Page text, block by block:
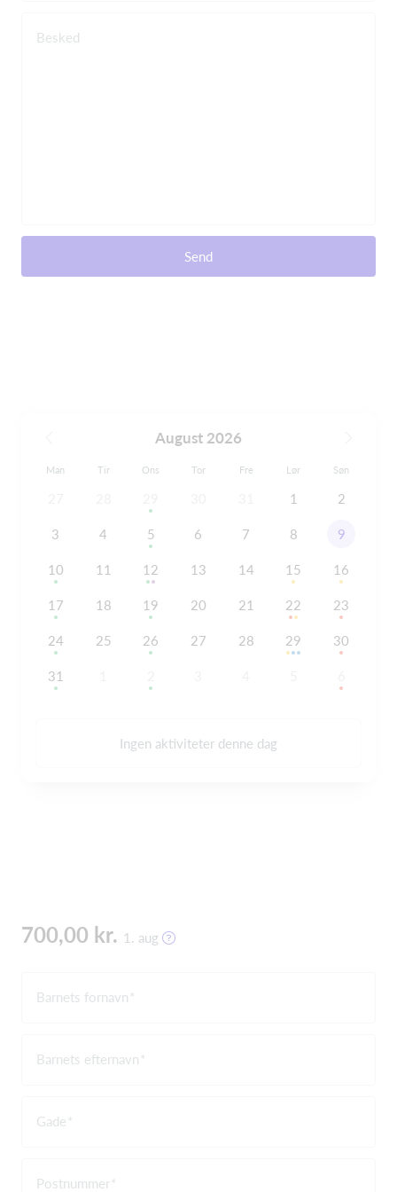
Besked
Send
August 2026
Man Tir Ons Tor Fre Lør Søn
1 2
3 4 5 6 7 8 9
10 11 12 13 14 15 16
17 18 19 20 21 22 23
24 25 26 27 28 29 30
31
Ingen aktiviteter denne dag
700,00 kr. 1. aug
Barnets fornavn
Barnets efternavn
Gade
Postnummer